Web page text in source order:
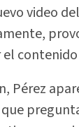
video
el
Pérez